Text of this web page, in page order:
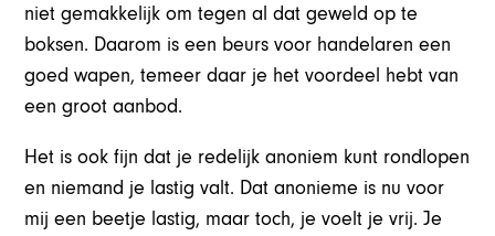
niet gemakkelijk om tegen al dat geweld op te
boksen. Daarom is een beurs voor handelaren een
goed wapen, temeer daar je het voordeel hebt van
een groot aanbod.
Het is ook fijn dat je redelijk anoniem kunt rondlopen
en niemand je lastig valt. Dat anonieme is nu voor
mij een beetje lastig, maar toch, je voelt je vrij. Je